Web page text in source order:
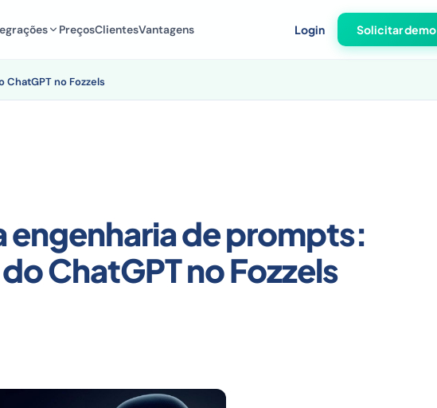
PreçosClientesVantagens Login Solicitar demo
no Fozzels
engenharia de prompts:
ChatGPT no Fozzels